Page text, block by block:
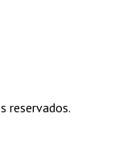
reservados.